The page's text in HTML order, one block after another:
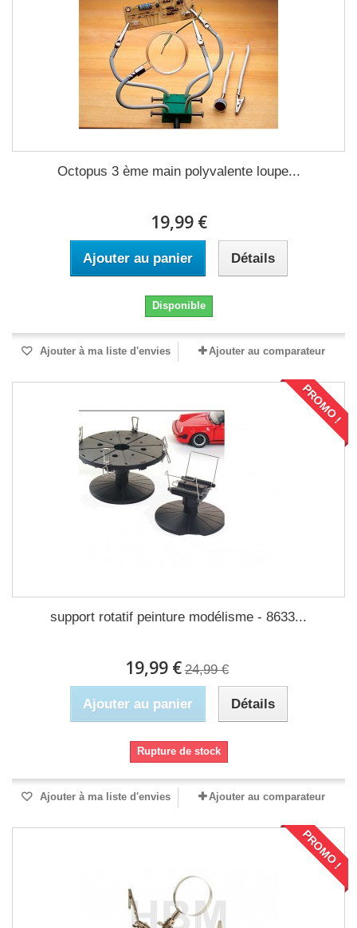
Octopus 3 ème main polyvalente loupe...
19,99 €
Ajouter au panier Détails
Disponible
Ajouter à ma liste d'envies Ajouter au comparateur
PROMO !
support rotatif peinture modélisme - 8633...
19,99 € 24,99 €
Ajouter au panier Détails
Rupture de stock
Ajouter à ma liste d'envies Ajouter au comparateur
PROMO !